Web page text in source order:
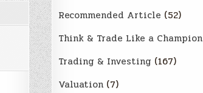
Recommended Article (52)
Think & Trade Like a Champion
Trading & Investing (167)
Valuation (7)